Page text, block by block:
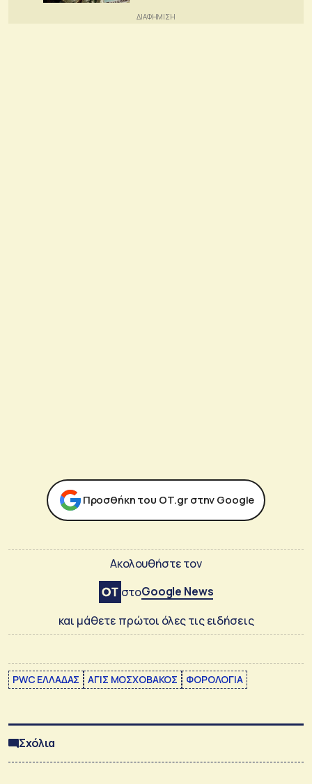
Προσθήκη του ΟΤ.gr στην Google
Ακολουθήστε τον
στοGoogle News
και μάθετε πρώτοι όλες τις ειδήσεις
PWC ΕΛΛΑΔΑΣ ΑΓΙΣ ΜΟΣΧΟΒΑΚΟΣ ΦΟΡΟΛΟΓΙΑ
Σχόλια